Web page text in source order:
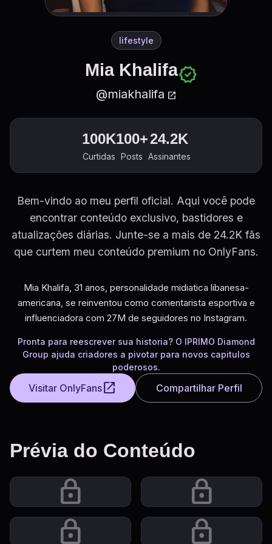
lifestyle
Mia Khalifaverified
@miakhalifa open_in_new
100K
Curtidas
100+
Posts
24.2K
Assinantes
Bem-vindo ao meu perfil oficial. Aqui você pode
encontrar conteúdo exclusivo, bastidores e
atualizações diárias. Junte-se a mais de 24.2K fãs
que curtem meu conteúdo premium no OnlyFans.
Mia Khalifa, 31 anos, personalidade midiatica libanesa-
americana, se reinventou como comentarista esportiva e
influenciadora com 27M de seguidores no Instagram.
Pronta para reescrever sua historia? O IPRIMO Diamond
Group ajuda criadores a pivotar para novos capitulos
poderosos.
Visitar OnlyFansopen_in_new Compartilhar Perfil
Prévia do Conteúdo
lock
lock
lock
lock